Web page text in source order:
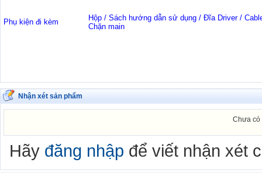
Phụ kiện đi kèm
Hộp / Sách hướng dẫn sử dụng / Đĩa Driver /
Chặn main
Nhận xét sản phẩm
Chưa có
Hãy đăng nhập để viết nhận xét